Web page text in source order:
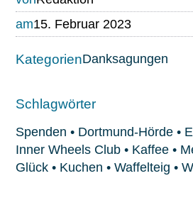
am15. Februar 2023
KategorienDanksagungen
Schlagwörter
Spenden • Dortmund-Hörde•
Inner Wheels Club• Kaffee•
Glück• Kuchen • Waffelteig •